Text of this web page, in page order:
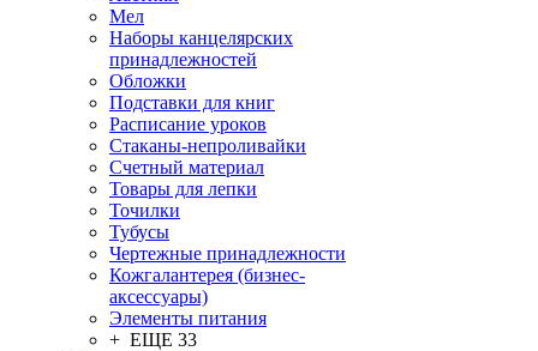
Мел
Наборы канцелярских
принадлежностей
Обложки
Подставки для книг
Расписание уроков
Стаканы-непроливайки
Счетный материал
Товары для лепки
Точилки
Тубусы
Чертежные принадлежности
Кожгалантерея (бизнес-
аксессуары)
Элементы питания
+ ЕЩЕ 33